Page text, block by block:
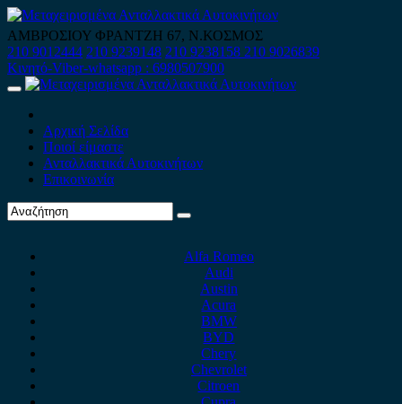
Skip
to
content
ΑΜΒΡΟΣΙΟΥ ΦΡΑΝΤΖΗ 67, Ν.ΚΟΣΜΟΣ
210 9012444 210 9239148 210 9238158 210 9026839
Κινητό-Viber-whatsapp : 6980507900
Primary
Αρχική Σελίδα
Ποιοί είμαστε
Ανταλλακτικά Αυτοκινήτων
Επικοινωνία
Alfa Romeo
Audi
Austin
Acura
BMW
BYD
Chery
Chevrolet
Citroen